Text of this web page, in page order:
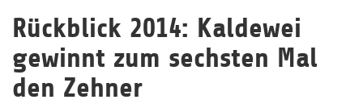
Rückblick 2014: Kaldewei
gewinnt zum sechsten Mal
den Zehner